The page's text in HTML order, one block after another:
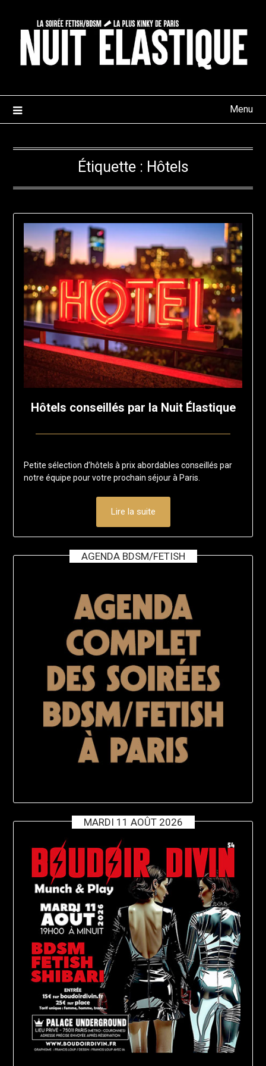
content
Menu
Étiquette : Hôtels
Hôtels conseillés par la Nuit Élastique
1
août
2025
loup
Petite sélection d’hôtels à prix abordables conseillés par
notre équipe pour votre prochain séjour à Paris.
Lire la suite
AGENDA BDSM/FETISH
MARDI 11 AOÛT 2026